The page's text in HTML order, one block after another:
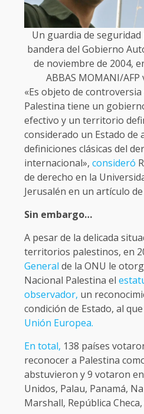
Un guardia de
bandera del Gobierno
de noviembre de 2004,
ABBAS MOMANI/
«Es objeto de controversia
Palestina tiene un
efectivo y un territorio
considerado un Estado de
definiciones clásicas del
internacional», consideró
de derecho en la
Jerusalén en un artículo de
Sin embargo…
A pesar de la delicada
territorios palestinos, en
General de la ONU le
Nacional Palestina el
observador, un
condición de Estado, al que
Unión Europea.
En total, 138 países
reconocer a Palestina
abstuvieron y 9 votaron
Unidos, Palau, Panamá,
Marshall, República